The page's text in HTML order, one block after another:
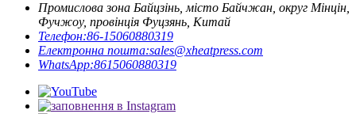
Промислова зона Байцзінь, місто Байчжан, округ Мінцін,
Фучжоу, провінція Фуцзянь, Китай
Телефон:86-15060880319
Електронна пошта:sales@xheatpress.com
WhatsApp:8615060880319